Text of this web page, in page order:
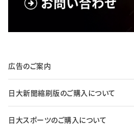
広告のご案内
日大新聞縮刷版のご購入について
日大スポーツのご購入について